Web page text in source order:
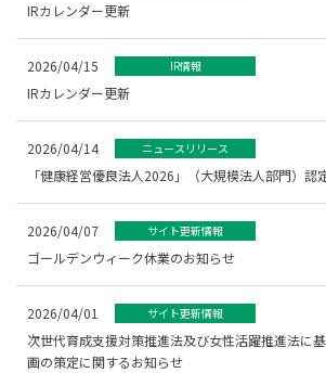
IRカレンダー更新
2026/04/15 IR情報
IRカレンダー更新
2026/04/14 ニュースリリース
「健康経営優良法人2026」（大規模法人部門）認
2026/04/07 サイト更新情報
ゴールデンウィーク休業のお知らせ
2026/04/01 サイト更新情報
次世代育成支援対策推進法及び女性活躍推進法に
画の策定に関するお知らせ